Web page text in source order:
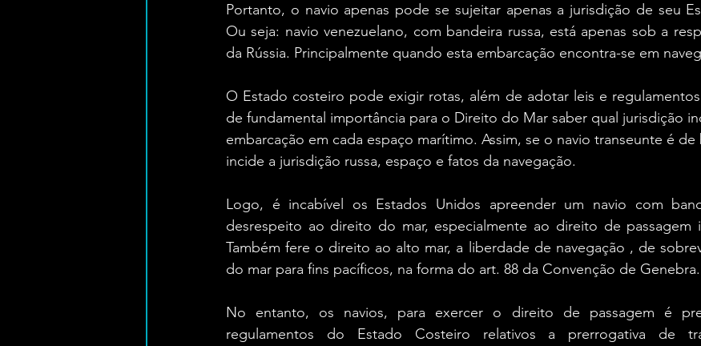
Portanto, o navio apenas pode se sujeitar apenas a jurisdição de seu
Ou seja: navio venezuelano, com bandeira russa, está apenas sob a
da Rússia. Principalmente quando esta embarcação encontra-se em
O Estado costeiro pode exigir rotas, além de adotar leis e
de fundamental importância para o Direito do Mar saber qual jurisdição
embarcação em cada espaço marítimo. Assim, se o navio transeunte é de
incide a jurisdição russa, espaço e fatos da navegação.
Logo, é incabível os Estados Unidos apreender um navio com
desrespeito ao direito do mar, especialmente ao direito de passagem
Também fere o direito ao alto mar, a liberdade de navegação , de
do mar para fins pacíficos, na forma do art. 88 da Convenção de Genebra.
No entanto, os navios, para exercer o direito de passagem é
regulamentos do Estado Costeiro relativos a prerrogativa de